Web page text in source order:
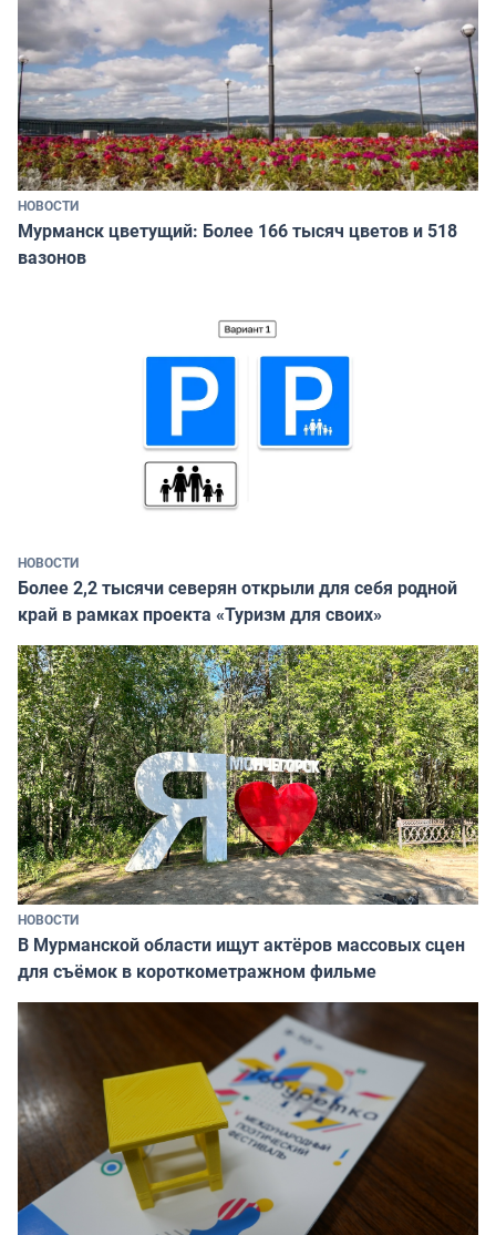
НОВОСТИ
Мурманск цветущий: Более 166 тысяч цветов и 518
вазонов
НОВОСТИ
Более 2,2 тысячи северян открыли для себя родной
край в рамках проекта «Туризм для своих»
НОВОСТИ
В Мурманской области ищут актёров массовых сцен
для съёмок в короткометражном фильме